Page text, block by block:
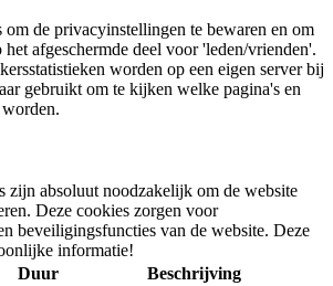
de privacyinstellingen te bewaren en om
afgeschermde deel voor 'leden/vrienden'.
worden op een eigen server bij
gebruikt om te kijken welke pagina's en
zijn absoluut noodzakelijk om de website
Deze cookies zorgen voor
beveiligingsfuncties van de website. Deze
informatie!
Duur Beschrijving